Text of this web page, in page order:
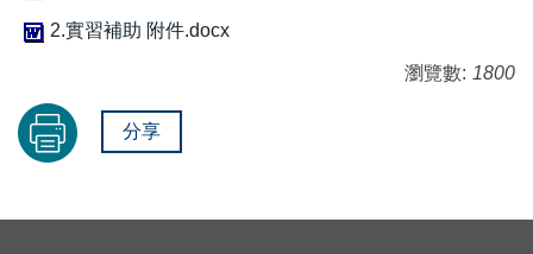
2.實習補助 附件.docx
瀏覽數: 1800
分享